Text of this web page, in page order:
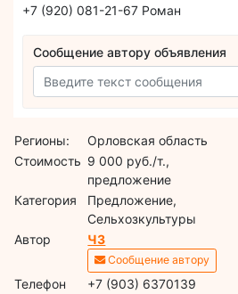
+7 (920) 081-21-67 Роман
Сообщение автору объявления
Регионы:
Орловская область
Стоимость 9 000 руб./т.,
предложение
Категория
Предложение,
Сельхозкультуры
Автор
ЧЗ
Сообщение автору
Телефон
+7 (903) 6370139